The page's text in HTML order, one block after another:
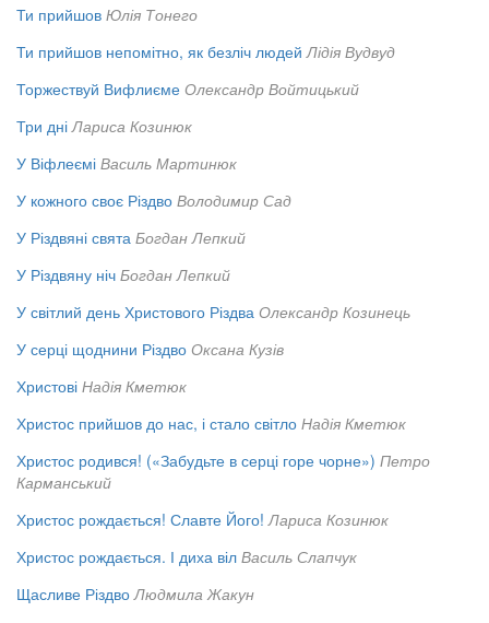
Ти прийшов Юлія Тонего
Ти прийшов непомітно, як безліч людей Лідія Вудвуд
Торжествуй Вифлиєме Олександр Войтицький
Три дні Лариса Козинюк
У Віфлеємі Василь Мартинюк
У кожного своє Різдво Володимир Сад
У Різдвяні свята Богдан Лепкий
У Різдвяну ніч Богдан Лепкий
У світлий день Христового Різдва Олександр Козинець
У серці щоднини Різдво Оксана Кузів
Христові Надія Кметюк
Христос прийшов до нас, і стало світло Надія Кметюк
Христос родився! («Забудьте в серці горе чорне») Петро
Карманський
Христос рождається! Славте Його! Лариса Козинюк
Христос рождається. І диха віл Василь Слапчук
Щасливе Різдво Людмила Жакун